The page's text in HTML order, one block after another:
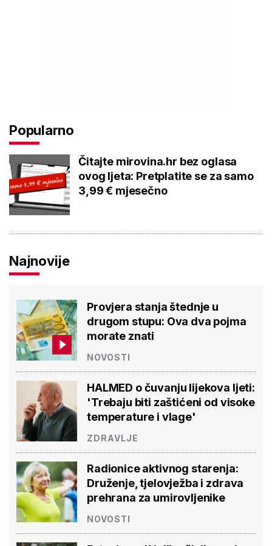
Popularno
Čitajte mirovina.hr bez oglasa
ovog ljeta: Pretplatite se za samo
3,99 € mjesečno
Najnovije
Provjera stanja štednje u
drugom stupu: Ova dva pojma
morate znati
NOVOSTI
HALMED o čuvanju lijekova ljeti:
'Trebaju biti zaštićeni od visoke
temperature i vlage'
ZDRAVLJE
Radionice aktivnog starenja:
Druženje, tjelovježba i zdrava
prehrana za umirovljenike
NOVOSTI